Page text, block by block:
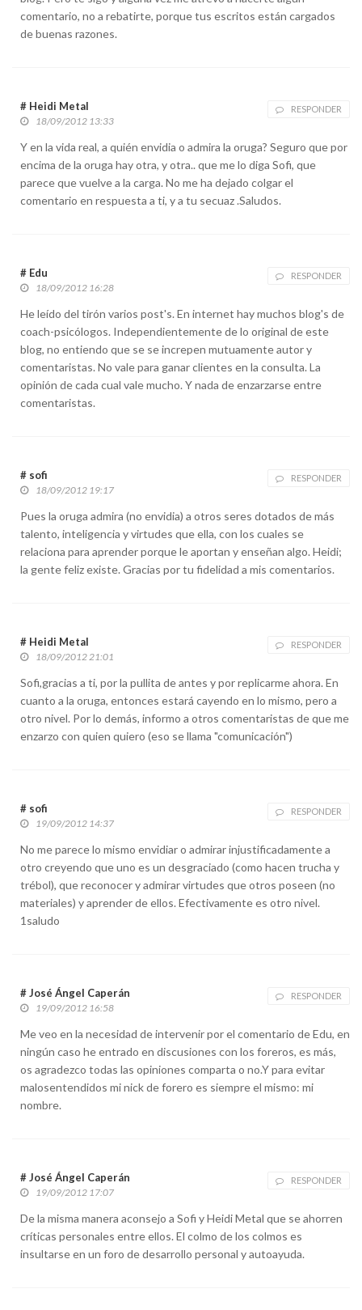
comentario, no a rebatirte, porque tus escritos están cargados
de buenas razones.
# Heidi Metal RESPONDER
18/09/2012 13:33
Y en la vida real, a quién envidia o admira la oruga? Seguro que por
encima de la oruga hay otra, y otra.. que me lo diga Sofi, que
parece que vuelve a la carga. No me ha dejado colgar el
comentario en respuesta a ti, y a tu secuaz .Saludos.
# Edu RESPONDER
18/09/2012 16:28
He leído del tirón varios post's. En internet hay muchos blog's de
coach-psicólogos. Independientemente de lo original de este
blog, no entiendo que se se increpen mutuamente autor y
comentaristas. No vale para ganar clientes en la consulta. La
opinión de cada cual vale mucho. Y nada de enzarzarse entre
comentaristas.
# sofi RESPONDER
18/09/2012 19:17
Pues la oruga admira (no envidia) a otros seres dotados de más
talento, inteligencia y virtudes que ella, con los cuales se
relaciona para aprender porque le aportan y enseñan algo. Heidi;
la gente feliz existe. Gracias por tu fidelidad a mis comentarios.
# Heidi Metal RESPONDER
18/09/2012 21:01
Sofi,gracias a ti, por la pullita de antes y por replicarme ahora. En
cuanto a la oruga, entonces estará cayendo en lo mismo, pero a
otro nivel. Por lo demás, informo a otros comentaristas de que me
enzarzo con quien quiero (eso se llama "comunicación")
# sofi RESPONDER
19/09/2012 14:37
No me parece lo mismo envidiar o admirar injustificadamente a
otro creyendo que uno es un desgraciado (como hacen trucha y
trébol), que reconocer y admirar virtudes que otros poseen (no
materiales) y aprender de ellos. Efectivamente es otro nivel.
1saludo
# José Ángel Caperán RESPONDER
19/09/2012 16:58
Me veo en la necesidad de intervenir por el comentario de Edu, en
ningún caso he entrado en discusiones con los foreros, es más,
os agradezco todas las opiniones comparta o no.Y para evitar
malosentendidos mi nick de forero es siempre el mismo: mi
nombre.
# José Ángel Caperán RESPONDER
19/09/2012 17:07
De la misma manera aconsejo a Sofi y Heidi Metal que se ahorren
críticas personales entre ellos. El colmo de los colmos es
insultarse en un foro de desarrollo personal y autoayuda.